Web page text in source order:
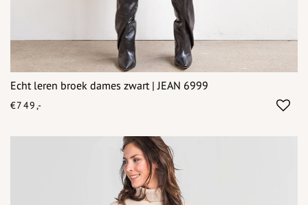
Echt leren broek dames zwart | JEAN 6999
€749,-